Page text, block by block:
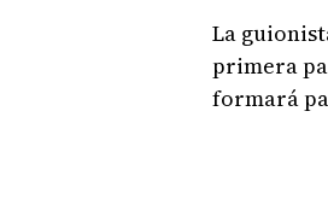
La
primera
formará